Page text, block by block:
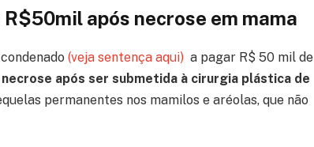
após necrose em mama
(veja sentença aqui) a pagar R$ 50 mil de
necrose após ser submetida à cirurgia plástica de
permanentes nos mamilos e aréolas, que não